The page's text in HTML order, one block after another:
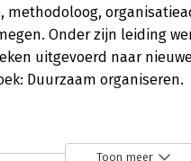
methodoloog,
Onder zijn leiding
uitgevoerd naar
Duurzaam organiseren.
Toon meer